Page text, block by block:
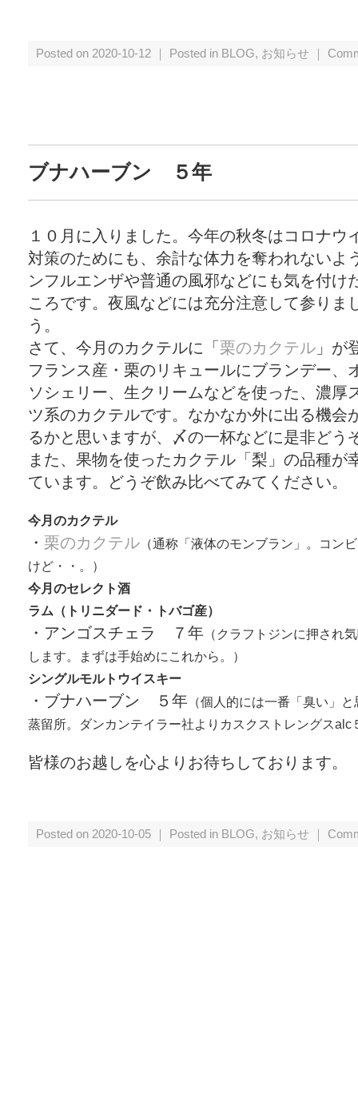
Posted on 2020-10-12 ｜ Posted in BLOG, お知らせ ｜
ブナハーブン ５年
１０月に入りました。今年の秋冬はコロナウ
対策のためにも、余計な体力を奪われないよ
ンフルエンザや普通の風邪などにも気を付け
ころです。夜風などには充分注意して参りま
う。
さて、今月のカクテルに「 栗のカクテル 」が
フランス産・栗のリキュールにブランデー、
ソシェリー、生クリームなどを使った、濃厚
ツ系のカクテルです。なかなか外に出る機会
るかと思いますが、〆の一杯などに是非どう
また、果物を使ったカクテル「梨」の品種が
ています。どうぞ飲み比べてみてください。
今月のカクテル
・ 栗のカクテル （通称「液体のモンブラン」。コン
けど・・。）
今月のセレクト酒
ラム（トリニダード・トバゴ産）
・アンゴスチェラ ７年 （クラフトジンに押され
します。まずは手始めにこれから。）
シングルモルトウイスキー
・ブナハーブン ５年 （個人的には一番「臭い」
蒸留所。ダンカンテイラー社よりカスクストレングスalc
皆様のお越しを心よりお待ちしております。
Posted on 2020-10-05 ｜ Posted in BLOG, お知らせ ｜